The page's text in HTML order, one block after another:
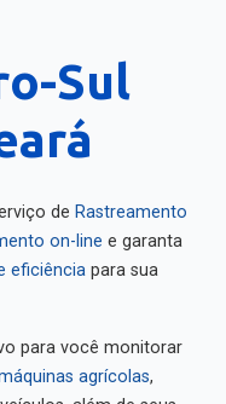
Sul
de Rastreamento
on-line e garanta
eficiência para sua
para você monitorar
agrícolas,